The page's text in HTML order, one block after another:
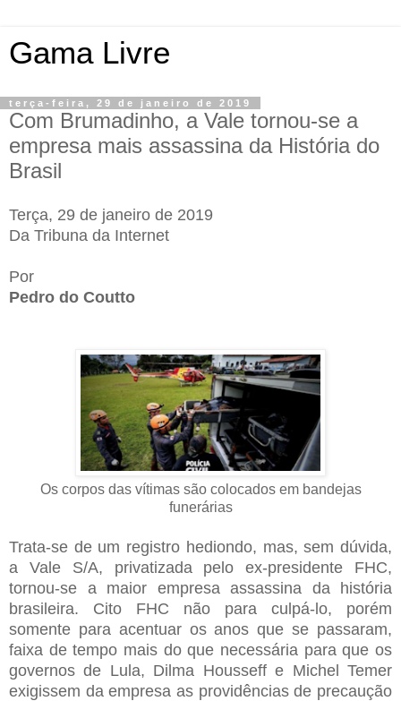
Gama Livre
terça-feira, 29 de janeiro de 2019
Com Brumadinho, a Vale tornou-se a
empresa mais assassina da História do
Brasil
Terça, 29 de janeiro de 2019
Da Tribuna da Internet
Por
Pedro do Coutto
Os corpos das vítimas são colocados em bandejas
funerárias
Trata-se de um registro hediondo, mas, sem dúvida,
a Vale S/A, privatizada pelo ex-presidente FHC,
tornou-se a maior empresa assassina da história
brasileira. Cito FHC não para culpá-lo, porém
somente para acentuar os anos que se passaram,
faixa de tempo mais do que necessária para que os
governos de Lula, Dilma Housseff e Michel Temer
exigissem da empresa as providências de precaução